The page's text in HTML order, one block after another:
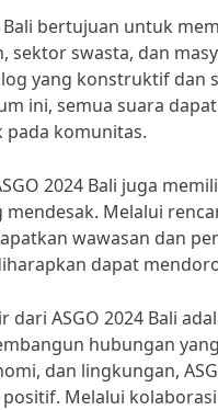
Bali bertujuan untuk
sektor swasta, dan
yang konstruktif dan
ini, semua suara
pada komunitas.
2024 Bali juga
mendesak. Melalui
wawasan dan
dapat
dari ASGO 2024 Bali
hubungan
dan lingkungan,
Melalui